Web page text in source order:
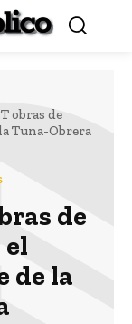
obras de
Tuna-Obrera
de
de la